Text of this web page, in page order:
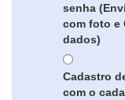
senha
com foto e
dados)
Cadastro
com o